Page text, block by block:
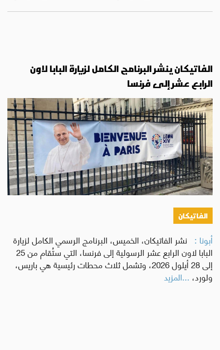
الفاتيكان ينشر البرنامج الكامل لزيارة البابا لاون
الرابع عشر إلى فرنسا
الفاتيكان
أبونا : نشر الفاتيكان، الخميس، البرنامج الرسمي الكامل لزيارة
البابا لاون الرابع عشر الرسولية إلى فرنسا، التي ستُقام من 25
إلى 28 أيلول 2026، وتشمل ثلاث محطات رئيسية هي باريس،
ولورد، ...المزيد